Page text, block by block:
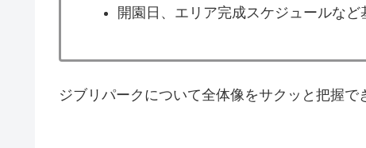
開園日、エリア完成スケジュールなど
ジブリパークについて全体像をサクッと把握で